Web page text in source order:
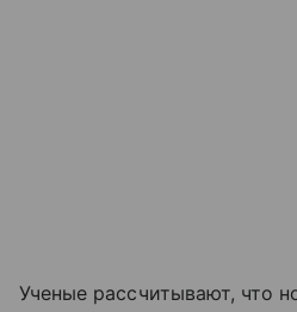
Ученые рассчитывают, что